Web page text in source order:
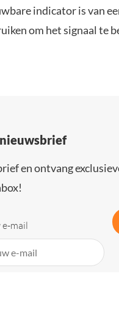
indicator is van
om het signaal te
en ontvang
mail